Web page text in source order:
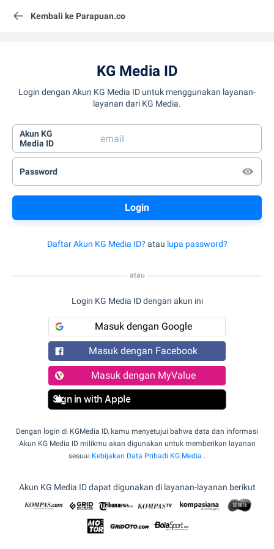
Kembali ke Parapuan.co
KG Media ID
Login dengan Akun KG Media ID untuk menggunakan layanan-
layanan dari KG Media.
Akun KG
Media ID
Password
Daftar Akun KG Media ID? atau lupa password?
atau
Login KG Media ID dengan akun ini
Masuk dengan Google
Masuk dengan Facebook
Masuk dengan MyValue
Sign in with Apple
Dengan login di KGMedia ID, kamu menyetujui bahwa data dan informasi
Akun KG Media ID milikmu akan digunakan untuk memberikan layanan
sesuai Kebijakan Data Pribadi KG Media .
Akun KG Media ID dapat digunakan di layanan-layanan berikut